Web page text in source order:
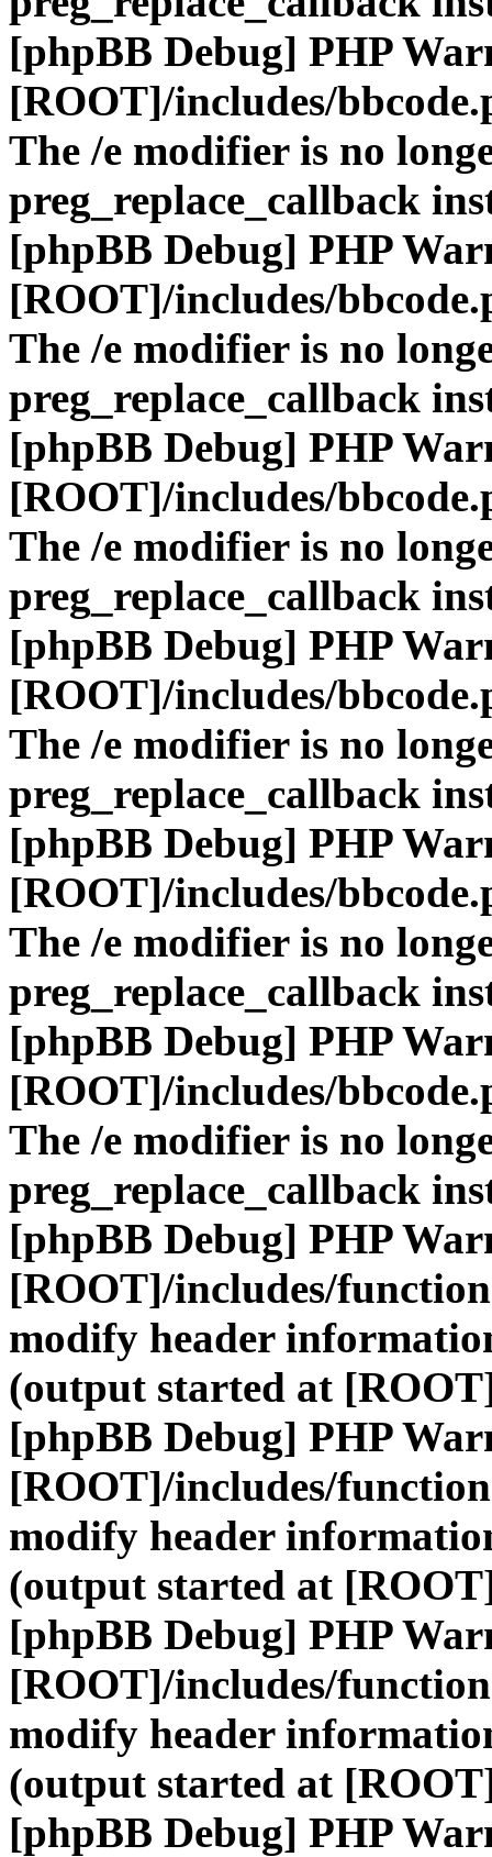
[phpBB Debug] PHP
[ROOT]/includes/
The /e modifier is no
preg_replace_callback
[phpBB Debug] PHP
[ROOT]/includes/
The /e modifier is no
preg_replace_callback
[phpBB Debug] PHP
[ROOT]/includes/
The /e modifier is no
preg_replace_callback
[phpBB Debug] PHP
[ROOT]/includes/
The /e modifier is no
preg_replace_callback
[phpBB Debug] PHP
[ROOT]/includes/
The /e modifier is no
preg_replace_callback
[phpBB Debug] PHP
[ROOT]/includes/
The /e modifier is no
preg_replace_callback
[phpBB Debug] PHP
[ROOT]/includes/
modify header
(output started at
[phpBB Debug] PHP
[ROOT]/includes/
modify header
(output started at
[phpBB Debug] PHP
[ROOT]/includes/
modify header
(output started at
[phpBB Debug] PHP